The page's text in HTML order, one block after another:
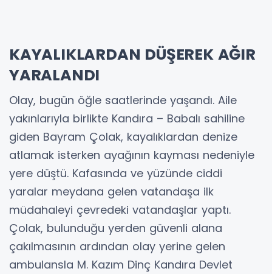
KAYALIKLARDAN DÜŞEREK AĞIR
YARALANDI
Olay, bugün öğle saatlerinde yaşandı. Aile
yakınlarıyla birlikte Kandıra – Babalı sahiline
giden Bayram Çolak, kayalıklardan denize
atlamak isterken ayağının kayması nedeniyle
yere düştü. Kafasında ve yüzünde ciddi
yaralar meydana gelen vatandaşa ilk
müdahaleyi çevredeki vatandaşlar yaptı.
Çolak, bulunduğu yerden güvenli alana
çakılmasının ardından olay yerine gelen
ambulansla M. Kazım Dinç Kandıra Devlet